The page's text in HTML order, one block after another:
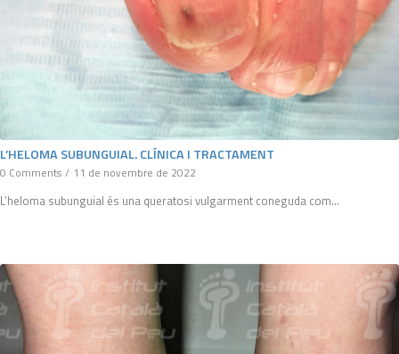
L’HELOMA SUBUNGUIAL. CLÍNICA I TRACTAMENT
0 Comments / 11 de novembre de 2022
L’heloma subunguial és una queratosi vulgarment coneguda com…